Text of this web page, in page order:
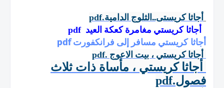
أجاثا كريستى..الثلوج الدامية.pdf
أجاثا كريستي مغامرة كعكة العيد pdf
أجاثا كريستي مسافر إلى فرانكفورت pdf
أجاثا كريستي ، بيت الاعوج .pdf
أجاثا كريستي ، مأساة ذات ثلاث
فصول.pdf